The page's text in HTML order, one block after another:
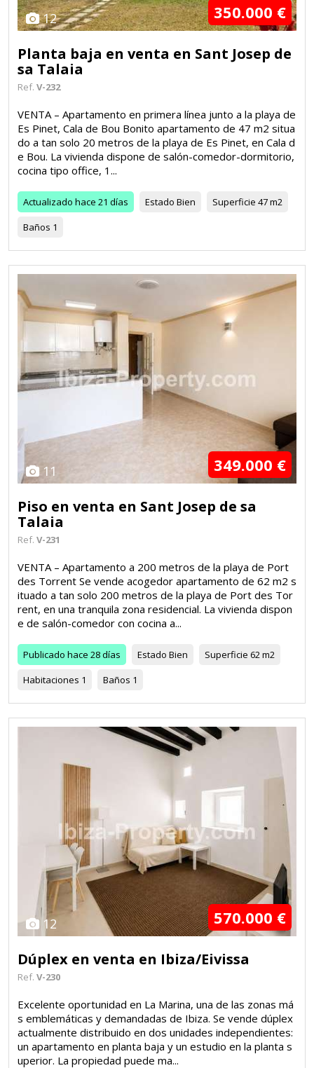
12 350.000 €
Planta baja en venta en Sant Josep de
sa Talaia
Ref. V-232
VENTA – Apartamento en primera línea junto a la playa de
Es Pinet, Cala de Bou Bonito apartamento de 47 m2 situa
do a tan solo 20 metros de la playa de Es Pinet, en Cala d
e Bou. La vivienda dispone de salón-comedor-dormitorio,
cocina tipo office, 1...
Actualizado hace 21 días Estado Bien Superficie 47 m2
Baños 1
11 349.000 €
Piso en venta en Sant Josep de sa
Talaia
Ref. V-231
VENTA – Apartamento a 200 metros de la playa de Port
des Torrent Se vende acogedor apartamento de 62 m2 s
ituado a tan solo 200 metros de la playa de Port des Tor
rent, en una tranquila zona residencial. La vivienda dispon
e de salón-comedor con cocina a...
Publicado hace 28 días Estado Bien Superficie 62 m2
Habitaciones 1 Baños 1
12 570.000 €
Dúplex en venta en Ibiza/Eivissa
Ref. V-230
Excelente oportunidad en La Marina, una de las zonas má
s emblemáticas y demandadas de Ibiza. Se vende dúplex
actualmente distribuido en dos unidades independientes:
un apartamento en planta baja y un estudio en la planta s
uperior. La propiedad puede ma...